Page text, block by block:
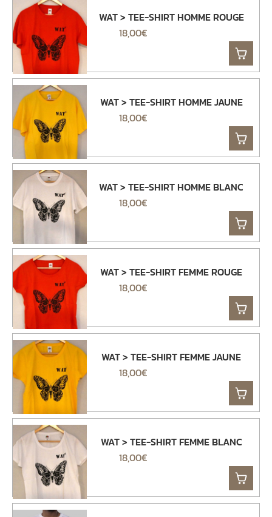
WAT > TEE-SHIRT HOMME ROUGE
18,00€
WAT > TEE-SHIRT HOMME JAUNE
18,00€
WAT > TEE-SHIRT HOMME BLANC
18,00€
WAT > TEE-SHIRT FEMME ROUGE
18,00€
WAT > TEE-SHIRT FEMME JAUNE
18,00€
WAT > TEE-SHIRT FEMME BLANC
18,00€